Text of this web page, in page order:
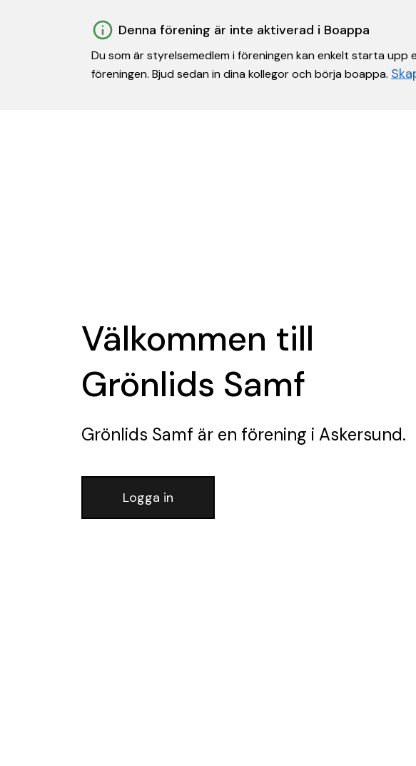
Denna förening är inte aktiverad i Boappa
Du som är styrelsemedlem i föreningen kan enkelt starta
föreningen. Bjud sedan in dina kollegor och börja boappa.
Välkommen till
Grönlids Samf
Grönlids Samf är en förening i Askersund.
Logga in